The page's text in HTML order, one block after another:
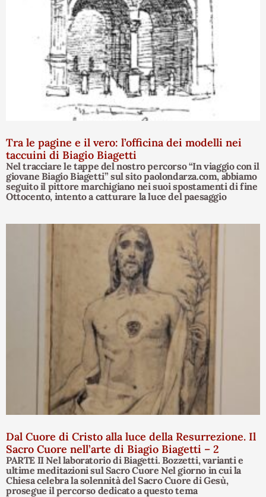
Tra le pagine e il vero: l’officina dei modelli nei
taccuini di Biagio Biagetti
Nel tracciare le tappe del nostro percorso “In viaggio con il
giovane Biagio Biagetti” sul sito paolondarza.com, abbiamo
seguito il pittore marchigiano nei suoi spostamenti di fine
Ottocento, intento a catturare la luce del paesaggio
Dal Cuore di Cristo alla luce della Resurrezione. Il
Sacro Cuore nell’arte di Biagio Biagetti – 2
PARTE II Nel laboratorio di Biagetti. Bozzetti, varianti e
ultime meditazioni sul Sacro Cuore Nel giorno in cui la
Chiesa celebra la solennità del Sacro Cuore di Gesù,
prosegue il percorso dedicato a questo tema